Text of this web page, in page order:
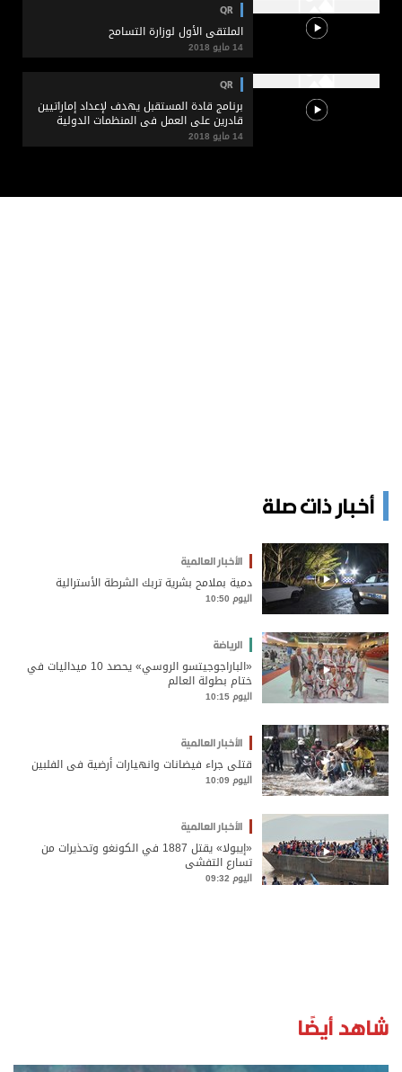
QR
الملتقى الأول لوزارة التسامح
14 مايو 2018
QR
برنامج قادة المستقبل يهدف لإعداد إماراتيين
قادرين على العمل في المنظمات الدولية
14 مايو 2018
أخبار ذات صلة
الأخبار العالمية
دمية بملامح بشرية تربك الشرطة الأسترالية
اليوم 10:50
الرياضة
«الباراجوجيتسو الروسي» يحصد 10 ميداليات في
ختام بطولة العالم
اليوم 10:15
الأخبار العالمية
قتلى جراء فيضانات وانهيارات أرضية في الفلبين
اليوم 10:09
الأخبار العالمية
«إيبولا» يقتل 1887 في الكونغو وتحذيرات من
تسارع التفشي
اليوم 09:32
شاهد أيضًا